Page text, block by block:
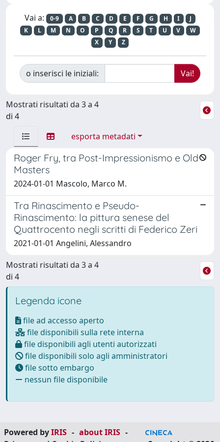
Vai a: 0-9 A B C D E F G H I
J
K
L M N O P Q R S T U V
W
X
Y Z
o inserisci le iniziali:
Mostrati risultati da 3 a 4
di 4
esporta metadati
Roger Fry, tra Post-Impressionismo e Old
Masters
2024-01-01 Mascolo, Marco M.
Tra Rinascimento e Pseudo-
Rinascimento: la pittura senese del
Quattrocento negli scritti di Federico Zeri
2021-01-01 Angelini, Alessandro
Mostrati risultati da 3 a 4
di 4
Legenda icone
file ad accesso aperto
file disponibili sulla rete interna
file disponibili agli utenti autorizzati
file disponibili solo agli amministratori
file sotto embargo
nessun file disponibile
Powered byIRIS - about IRIS -